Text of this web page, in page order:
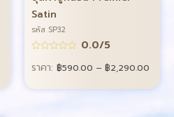
Satin
รหัส SP32
0.0/5
ราคา: ฿590.00 – ฿2,290.00